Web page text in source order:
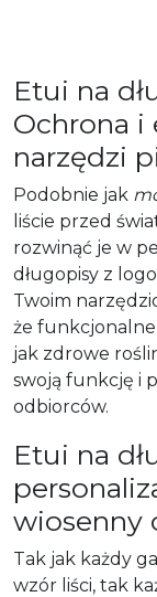
Etui na
Ochrona i
narzędzi
Podobnie jak
liście przed
rozwinąć je w
długopisy z
Twoim
że
jak zdrowe
swoją funkcję i
odbiorców.
Etui na
wiosenny
Tak jak każdy
wzór liści, tak